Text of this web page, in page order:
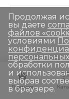
Главная
Главная
Продолжая
вы даете
файлов
условиями
обработки
и
выбрав
в браузере.